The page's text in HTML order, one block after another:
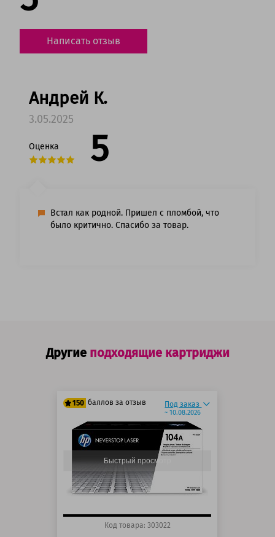
Написать отзыв
Андрей К.
3.05.2025
Оценка 5
Встал как родной. Пришел с пломбой, что
было критично. Спасибо за товар.
Другие подходящие картриджи
150 баллов за отзыв
125 баллов
150 баллов
Под заказ
~ 10.08.2026
Быстрый просмотр
Код товара: 303022